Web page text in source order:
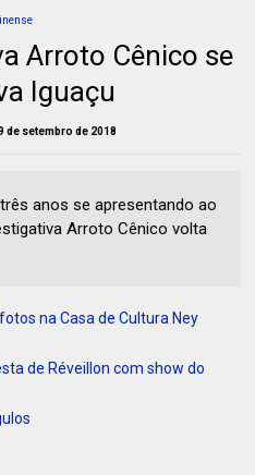
Arroto Cênico se
Iguaçu
de setembro de 2018
anos se apresentando ao
Arroto Cênico volta
na Casa de Cultura Ney
de Réveillon com show do